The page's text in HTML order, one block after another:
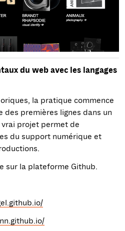
du web avec les langages
la pratique commence
des premières lignes dans un
vrai projet permet de
du support numérique et
sur la plateforme Github.